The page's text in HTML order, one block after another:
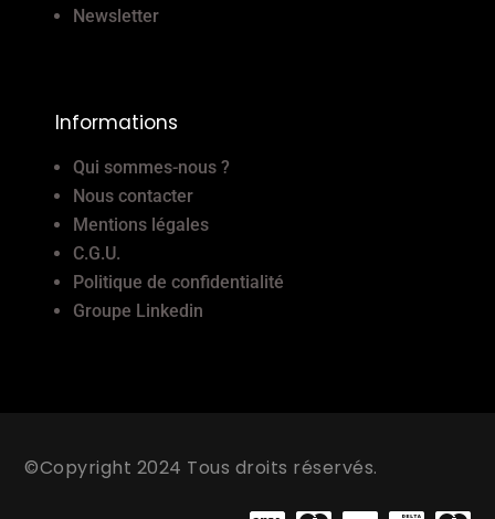
Newsletter
Informations
Qui sommes-nous ?
Nous contacter
Mentions légales
C.G.U.
Politique de confidentialité
Groupe Linkedin
©Copyright 2024 Tous droits réservés.